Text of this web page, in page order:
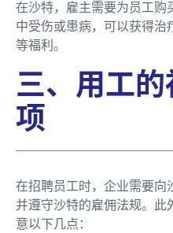
在沙特，雇主需要为员工购
中受伤或患病，可以获得
等福利。
三、用工
项
在招聘员工时，企业需要向
并遵守沙特的雇佣法规。此
意以下几点：